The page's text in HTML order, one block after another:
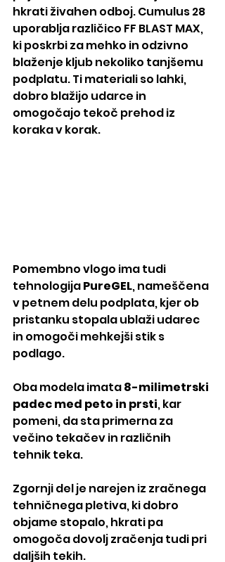
hkrati živahen odboj. Cumulus 28
uporablja različico FF BLAST MAX,
ki poskrbi za mehko in odzivno
blaženje kljub nekoliko tanjšemu
podplatu. Ti materiali so lahki,
dobro blažijo udarce in
omogočajo tekoč prehod iz
koraka v korak.
Pomembno vlogo ima tudi
tehnologija PureGEL, nameščena
v petnem delu podplata, kjer ob
pristanku stopala ublaži udarec
in omogoči mehkejši stik s
podlago.
Oba modela imata 8-milimetrski
padec med peto in prsti, kar
pomeni, da sta primerna za
večino tekačev in različnih
tehnik teka.
Zgornji del je narejen iz zračnega
tehničnega pletiva, ki dobro
objame stopalo, hkrati pa
omogoča dovolj zračenja tudi pri
daljših tekih.